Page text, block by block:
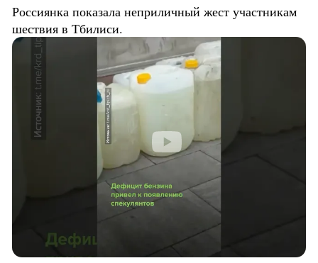
Россиянка показала неприличный жест участникам
шествия в Тбилиси.